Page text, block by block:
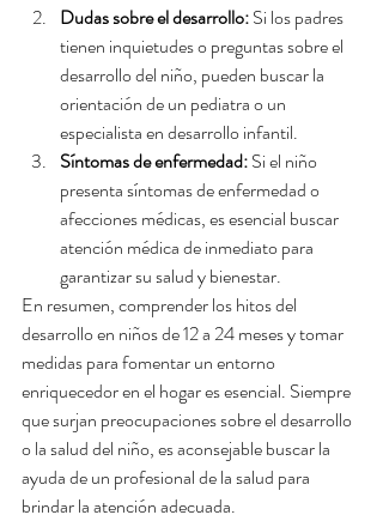
Dudas sobre el desarrollo: Si los padres
tienen inquietudes o preguntas sobre el
desarrollo del niño, pueden buscar la
orientación de un pediatra o un
especialista en desarrollo infantil.
Síntomas de enfermedad: Si el niño
presenta síntomas de enfermedad o
afecciones médicas, es esencial buscar
atención médica de inmediato para
garantizar su salud y bienestar.
En resumen, comprender los hitos del
desarrollo en niños de 12 a 24 meses y tomar
medidas para fomentar un entorno
enriquecedor en el hogar es esencial. Siempre
que surjan preocupaciones sobre el desarrollo
o la salud del niño, es aconsejable buscar la
ayuda de un profesional de la salud para
brindar la atención adecuada.